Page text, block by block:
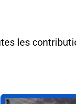
les